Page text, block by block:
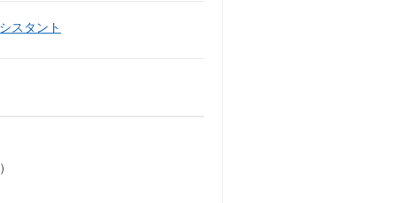
スタント